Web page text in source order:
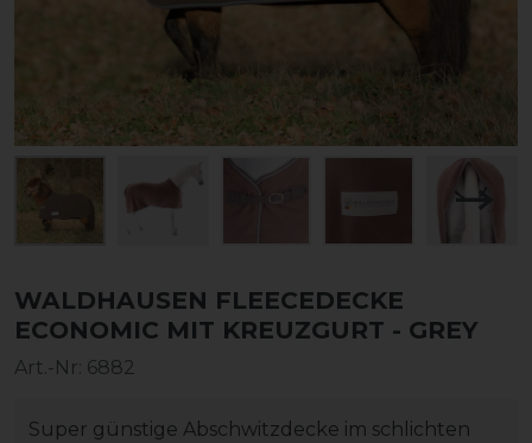
WALDHAUSEN FLEECEDECKE
ECONOMIC MIT KREUZGURT - GREY
Art.-Nr: 6882
Super günstige Abschwitzdecke im schlichten